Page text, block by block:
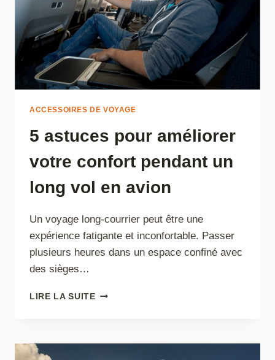
RÉELLEMENT
BESOIN
EN
CAS
DE
CRISE
ACCESSOIRES DE VOYAGE
5 astuces pour améliorer
votre confort pendant un
long vol en avion
Un voyage long-courrier peut être une
expérience fatigante et inconfortable. Passer
plusieurs heures dans un espace confiné avec
des sièges…
LIRE LA SUITE5
VOTRE